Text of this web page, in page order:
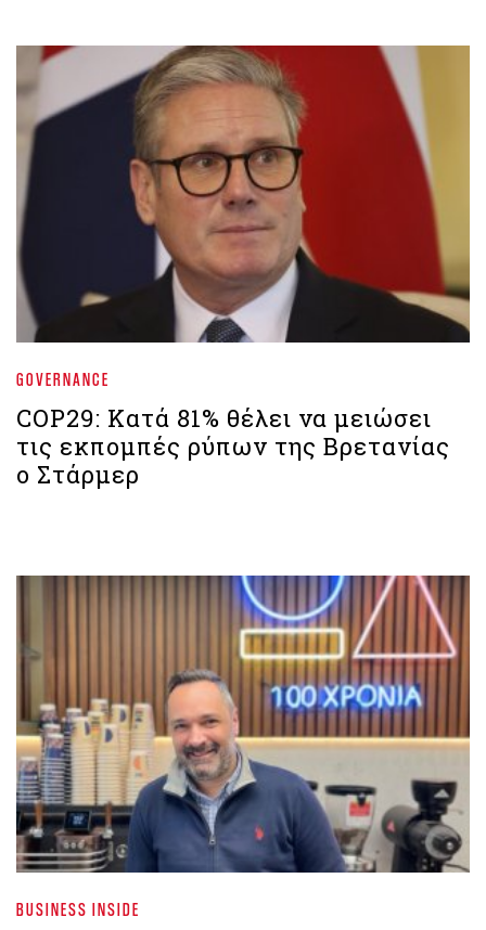
GOVERNANCE
COP29: Κατά 81% θέλει να μειώσει
τις εκπομπές ρύπων της Βρετανίας
ο Στάρμερ
BUSINESS INSIDE